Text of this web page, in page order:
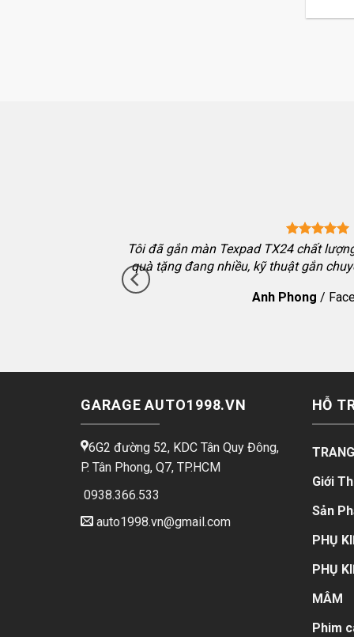
Tôi đã gắn màn Texpad TX24 chất
quà tặng đang nhiều, kỹ thuật gắn
Anh Phong /
GARAGE AUTO1998.VN
6G2 đường 52, KDC Tân Quy Đông,
P. Tân Phong, Q7, TP.HCM
0938.366.533
auto1998.vn@gmail.com
HỖ
Giới
Sản
PHỤ
PHỤ
MÂM
Phim